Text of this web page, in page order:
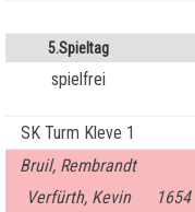
5.Spieltag
spielfrei
SK Turm Kleve 1
Bruil, Rembrandt
Verfürth, Kevin
1654